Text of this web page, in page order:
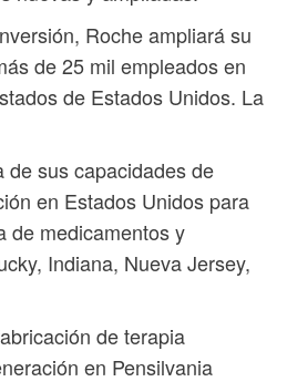
Roche ampliará su
de 25 mil empleados en
de Estados Unidos. La
de sus capacidades de
en Estados Unidos para
de medicamentos y
Indiana, Nueva Jersey,
de terapia
en Pensilvania